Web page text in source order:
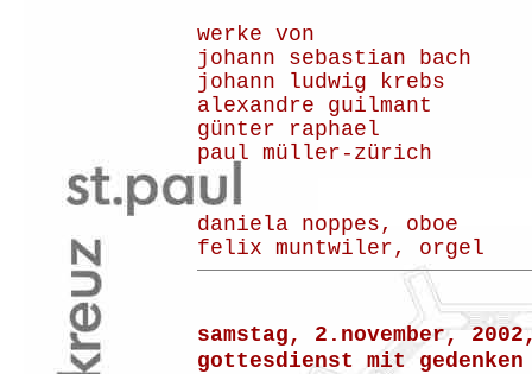
werke von
johann sebastian bach
johann ludwig krebs
alexandre guilmant
günter raphael
paul müller-zürich
daniela noppes, oboe
felix muntwiler, orgel
samstag, 2.november,
gottesdienst mit